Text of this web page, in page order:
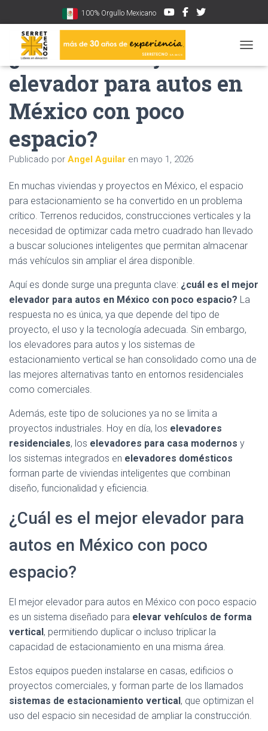
100% Orgullo Mexicano
¿Cuál es el mejor
elevador para autos en
México con poco
espacio?
Publicado por Angel Aguilar en mayo 1, 2026
En muchas viviendas y proyectos en México, el espacio
para estacionamiento se ha convertido en un problema
crítico. Terrenos reducidos, construcciones verticales y la
necesidad de optimizar cada metro cuadrado han llevado
a buscar soluciones inteligentes que permitan almacenar
más vehículos sin ampliar el área disponible.
Aquí es donde surge una pregunta clave: ¿cuál es el mejor
elevador para autos en México con poco espacio? La
respuesta no es única, ya que depende del tipo de
proyecto, el uso y la tecnología adecuada. Sin embargo,
los elevadores para autos y los sistemas de
estacionamiento vertical se han consolidado como una de
las mejores alternativas tanto en entornos residenciales
como comerciales.
Además, este tipo de soluciones ya no se limita a
proyectos industriales. Hoy en día, los elevadores
residenciales, los elevadores para casa modernos y
los sistemas integrados en elevadores domésticos
forman parte de viviendas inteligentes que combinan
diseño, funcionalidad y eficiencia.
¿Cuál es el mejor elevador para
autos en México con poco
espacio?
El mejor elevador para autos en México con poco espacio
es un sistema diseñado para elevar vehículos de forma
vertical, permitiendo duplicar o incluso triplicar la
capacidad de estacionamiento en una misma área.
Estos equipos pueden instalarse en casas, edificios o
proyectos comerciales, y forman parte de los llamados
sistemas de estacionamiento vertical, que optimizan el
uso del espacio sin necesidad de ampliar la construcción.